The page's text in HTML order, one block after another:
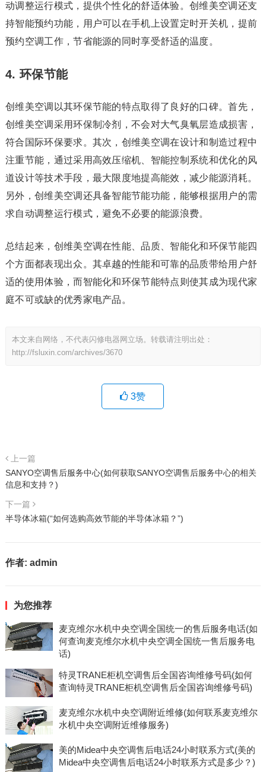
动调整运行模式，提供个性化的舒适体验。创维美空调还支
持智能预约功能，用户可以在手机上设置定时开关机，提前
预约空调工作，节省能源的同时享受舒适的温度。
4. 环保节能
创维美空调以其环保节能的特点取得了良好的口碑。首先，
创维美空调采用环保制冷剂，不会对大气臭氧层造成损害，
符合国际环保要求。其次，创维美空调在设计和制造过程中
注重节能，通过采用高效压缩机、智能控制系统和优化的风
道设计等技术手段，最大限度地提高能效，减少能源消耗。
另外，创维美空调还具备智能节能功能，能够根据用户的需
求自动调整运行模式，避免不必要的能源浪费。
总结起来，创维美空调在性能、品质、智能化和环保节能四
个方面都表现出众。其卓越的性能和可靠的品质带给用户舒
适的使用体验，而智能化和环保节能特点则使其成为现代家
庭不可或缺的优秀家电产品。
本文来自网络，不代表闪修电器网立场。转载请注明出处：
http://fsluxin.com/archives/3670
3赞
上一篇
SANYO空调售后服务中心(如何获取SANYO空调售后服务中心的相关
信息和支持？)
下一篇
半导体冰箱(“如何选购高效节能的半导体冰箱？”)
作者: admin
为您推荐
麦克维尔水机中央空调全国统一的售后服务电话(如
何查询麦克维尔水机中央空调全国统一售后服务电
话)
特灵TRANE柜机空调售后全国咨询维修号码(如何
查询特灵TRANE柜机空调售后全国咨询维修号码)
麦克维尔水机中央空调附近维修(如何联系麦克维尔
水机中央空调附近维修服务)
美的Midea中央空调售后电话24小时联系方式(美的
Midea中央空调售后电话24小时联系方式是多少？)